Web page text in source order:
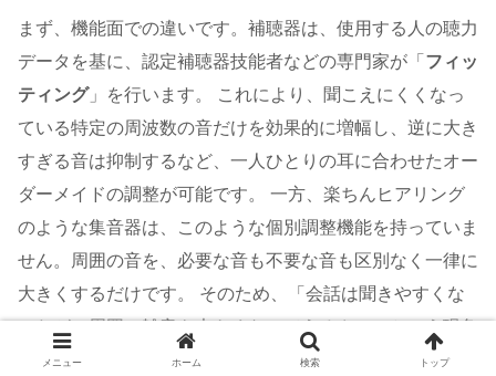
まず、機能面での違いです。補聴器は、使用する人の聴力
データを基に、認定補聴器技能者などの専門家が「 フィッ
ティング」を行います。 これにより、聞こえにくくなっ
ている特定の周波数の音だけを効果的に増幅し、逆に大き
すぎる音は抑制するなど、一人ひとりの耳に合わせたオー
ダーメイドの調整が可能です。 一方、楽ちんヒアリング
のような集音器は、このような個別調整機能を持っていま
せん。周囲の音を、必要な音も不要な音も区別なく一律に
大きくするだけです。 そのため、「会話は聞きやすくな
ったが、周囲の雑音も大きくなってうるさい」という現象
が起こりやすいのです。
メニュー ホーム 検索 トップ